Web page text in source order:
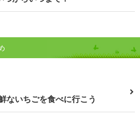
ないちごを食べに行こう